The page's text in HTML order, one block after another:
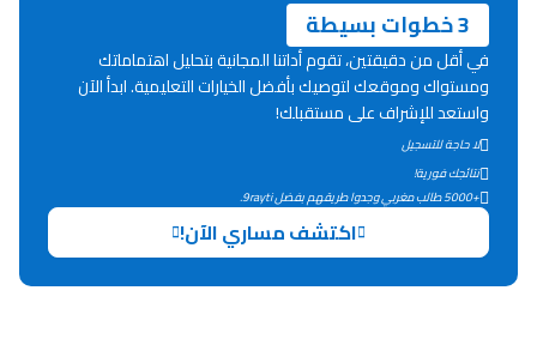
باش تقدر تساعد الناس
يلقاو التوازن من الدّاخل
ومن الخارج، بشرى
أمسكين بنات مسارها
خطوة بخطوة - مترجم
القراية و الخدمة فمجال
تقويم البصر مع المختصّة
مريم الزواكي
3 خطوات بسيطة
في أقل من دقيقتين، تقوم أداتنا المجانية بتحليل اهتماماتك
ومستواك وموقعك لتوصيك بأفضل الخيارات التعليمية. ابدأ الآن
واستعد للإشراف على مستقبلك!
لا حاجة للتسجيل
نتائجك فورية!
+5000 طالب مغربي وجدوا طريقهم بفضل 9rayti.
اكتشف مساري الآن!